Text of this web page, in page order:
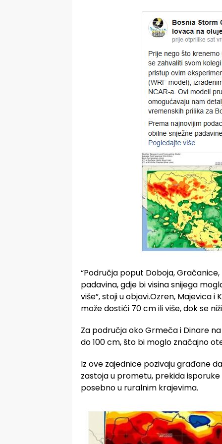
“Područja poput Doboja,
padavina, gdje bi visina snijega
više”, stoji u objavi.Ozren, Majevica
može dostići 70 cm ili više, dok se
Za područja oko Grmeča i Dinare
do 100 cm, što bi moglo značajno
Iz ove zajednice pozivaju građane
zastoja u prometu, prekida
posebno u ruralnim krajevima.